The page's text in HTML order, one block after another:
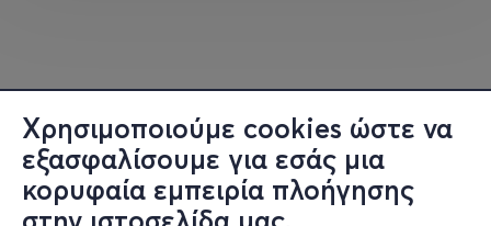
Χρησιμοποιούμε cookies ώστε να
εξασφαλίσουμε για εσάς μια
κορυφαία εμπειρία πλοήγησης
Ο γεμάτος φαντασία κόσμος του παραμυθιού
ζωντανεύει μπροστά μας με την εξαιρετική μουσική,
εντυπωσιακά σκηνικά και κοστούμια και εξαιρετικές
ερμηνείες των χορευτών παγκοσμίου επιπέδου.